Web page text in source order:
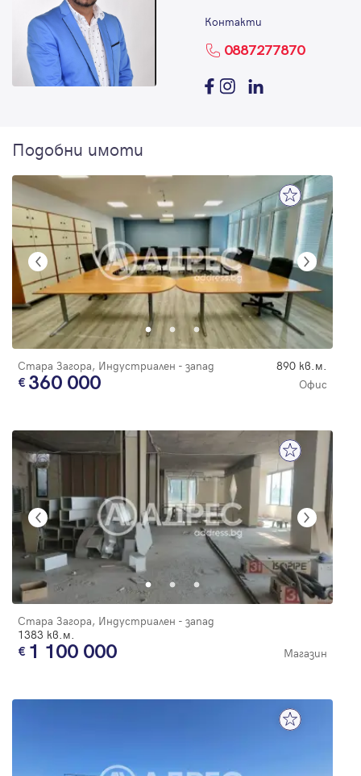
Контакти
0887277870
Подобни имоти
Стара Загора, Индустриален - запад 890 кв.м.
360 000 Офис
Стара Загора, Индустриален - запад
1383 кв.м.
1 100 000 Магазин